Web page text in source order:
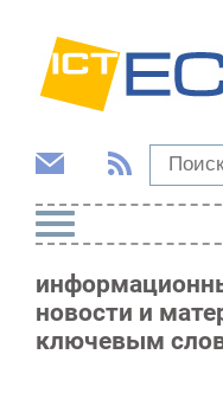
новости и
ключевым